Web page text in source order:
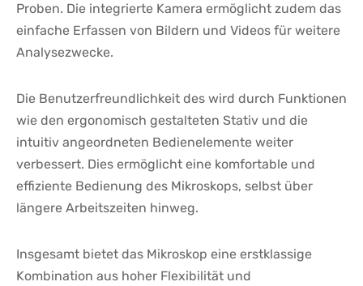
Proben. Die integrierte Kamera ermöglicht zudem das
einfache Erfassen von Bildern und​ Videos für weitere
Analysezwecke.
Die Benutzerfreundlichkeit des wird durch Funktionen
wie den ergonomisch​ gestalteten Stativ ‌und die
intuitiv angeordneten Bedienelemente weiter
verbessert. Dies ermöglicht‌ eine ⁢komfortable und
effiziente‍ Bedienung des Mikroskops, selbst über
längere​ Arbeitszeiten hinweg.
Insgesamt bietet das Mikroskop eine⁢ erstklassige
Kombination aus⁢ hoher Flexibilität und